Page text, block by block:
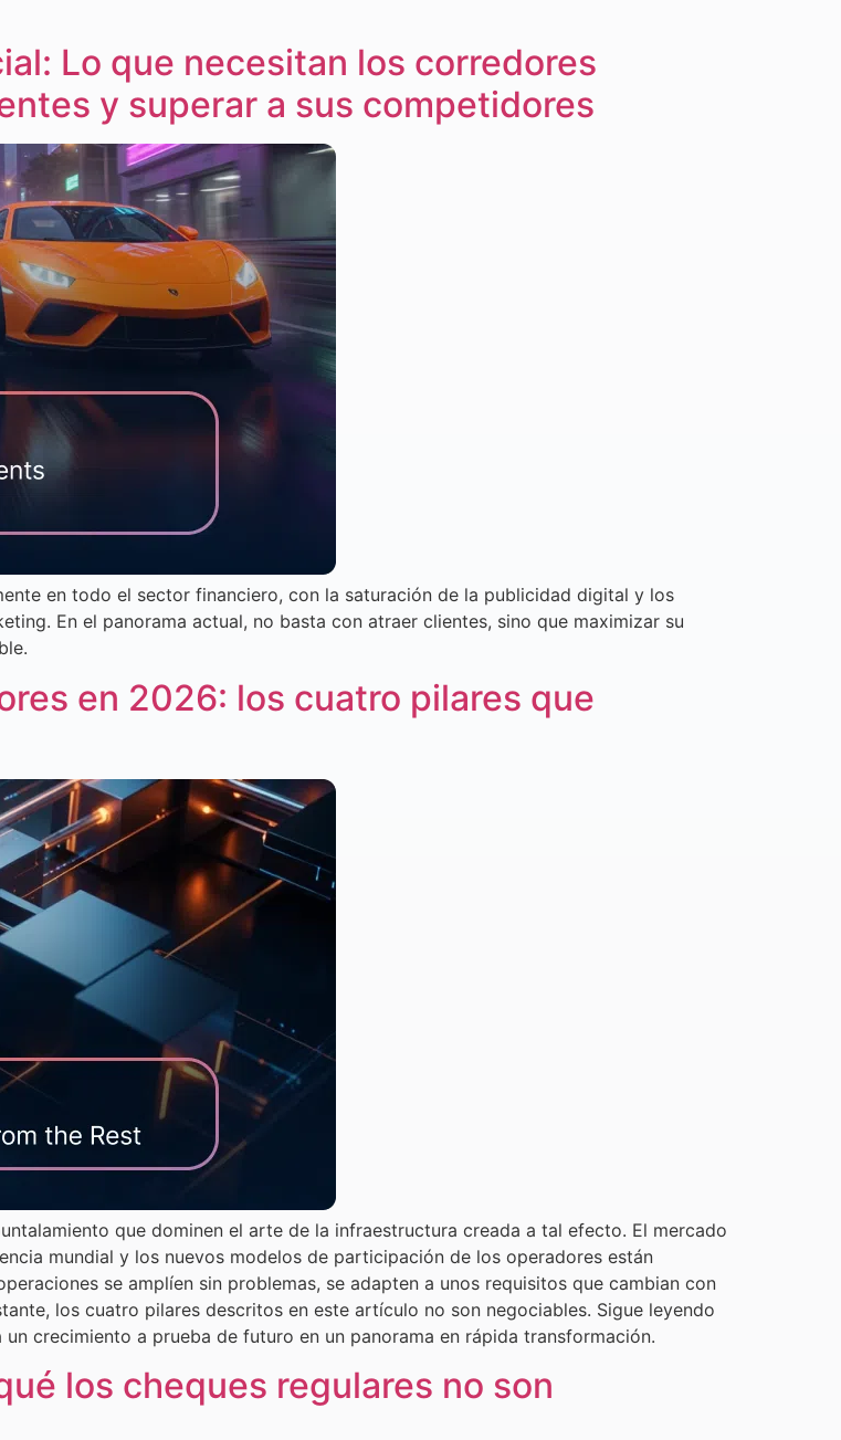
Lo que necesitan los corredores
y superar a sus competidores
en todo el sector financiero, con la saturación de la publicidad digital y los
En el panorama actual, no basta con atraer clientes, sino que maximizar su
en 2026: los cuatro pilares que
que dominen el arte de la infraestructura creada a tal efecto. El mercado
mundial y los nuevos modelos de participación de los operadores están
se amplíen sin problemas, se adapten a unos requisitos que cambian con
los cuatro pilares descritos en este artículo no son negociables. Sigue leyendo
crecimiento a prueba de futuro en un panorama en rápida transformación.
los cheques regulares no son